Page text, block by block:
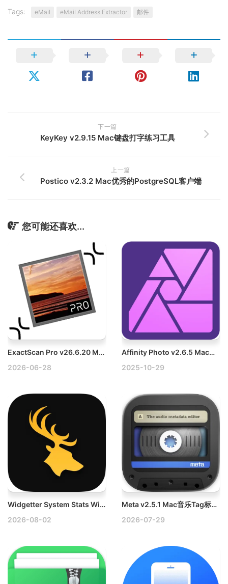
Tags: eMail eMail Address Extractor 邮件
下一篇
KeyKey v2.9.15 Mac键盘打字练习工具
上一篇
Postico v2.3.2 Mac优秀的PostgreSQL客户端
您可能还喜欢...
ExactScan Pro v26.6.20 Mac万能扫描仪整合工具破解版
2026-06-28
Affinity Photo v2.6.5 Mac专业图像处理软件
2025-10-29
Widgetter System Stats Widgets v2.5.0 Mac桌面小工具应用破解版
2026-08-02
Meta v2.5.1 Mac音乐Tag标签编辑软件
2026-07-29